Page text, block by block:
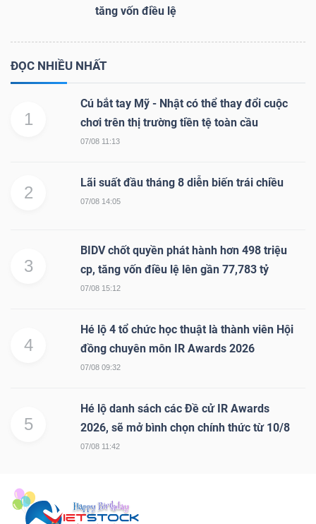
tăng vốn điều lệ
ĐỌC NHIỀU NHẤT
1
Cú bắt tay Mỹ - Nhật có thể thay đổi cuộc
chơi trên thị trường tiền tệ toàn cầu
07/08 11:13
2
Lãi suất đầu tháng 8 diễn biến trái chiều
07/08 14:05
3
BIDV chốt quyền phát hành hơn 498 triệu
cp, tăng vốn điều lệ lên gần 77,783 tỷ
07/08 15:12
4
Hé lộ 4 tổ chức học thuật là thành viên Hội
đồng chuyên môn IR Awards 2026
07/08 09:32
5
Hé lộ danh sách các Đề cử IR Awards
2026, sẽ mở bình chọn chính thức từ 10/8
07/08 11:42